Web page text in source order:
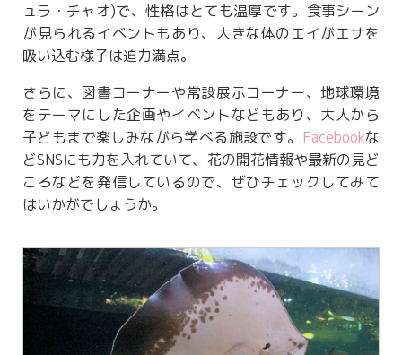
ュラ・チャオ)で、性格はとても温厚です。食事シーン
が見られるイベントもあり、大きな体のエイがエサを
吸い込む様子は迫力満点。
さらに、図書コーナーや常設展示コーナー、地球環境
をテーマにした企画やイベントなどもあり、大人から
子どもまで楽しみながら学べる施設です。 Facebookな
どSNSにも力を入れていて、花の開花情報や最新の見ど
ころなどを発信しているので、ぜひチェックしてみて
はいかがでしょうか。